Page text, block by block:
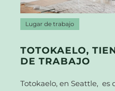
Lugar de trabajo
TOTOKAELO,
DE TRABAJO
Totokaelo, en Seattle, es